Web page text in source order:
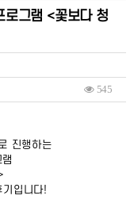
그램 <꽃보다 청
545
진행하는
입니다!